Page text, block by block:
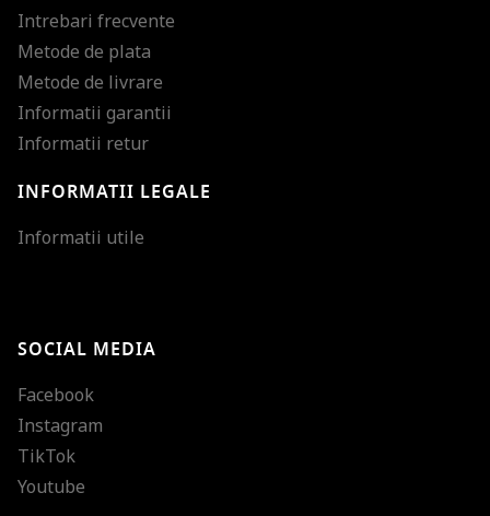
Intrebari frecvente
Metode de plata
Metode de livrare
Informatii garantii
Informatii retur
INFORMATII LEGALE
Informatii utile
SOCIAL MEDIA
Facebook
Instagram
TikTok
Youtube